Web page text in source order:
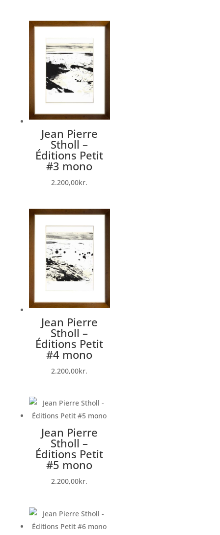
Jean Pierre
Stholl –
Éditions Petit
#3 mono
2.200,00kr.
Jean Pierre
Stholl –
Éditions Petit
#4 mono
2.200,00kr.
Jean Pierre
Stholl –
Éditions Petit
#5 mono
2.200,00kr.